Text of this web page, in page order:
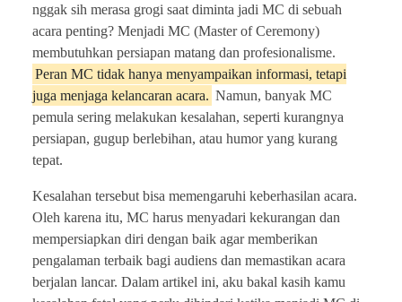
nggak sih merasa grogi saat diminta jadi MC di sebuah
acara penting? Menjadi MC (Master of Ceremony)
membutuhkan persiapan matang dan profesionalisme.
Peran MC tidak hanya menyampaikan informasi, tetapi
juga menjaga kelancaran acara. Namun, banyak MC
pemula sering melakukan kesalahan, seperti kurangnya
persiapan, gugup berlebihan, atau humor yang kurang
tepat.
Kesalahan tersebut bisa memengaruhi keberhasilan acara.
Oleh karena itu, MC harus menyadari kekurangan dan
mempersiapkan diri dengan baik agar memberikan
pengalaman terbaik bagi audiens dan memastikan acara
berjalan lancar. Dalam artikel ini, aku bakal kasih kamu